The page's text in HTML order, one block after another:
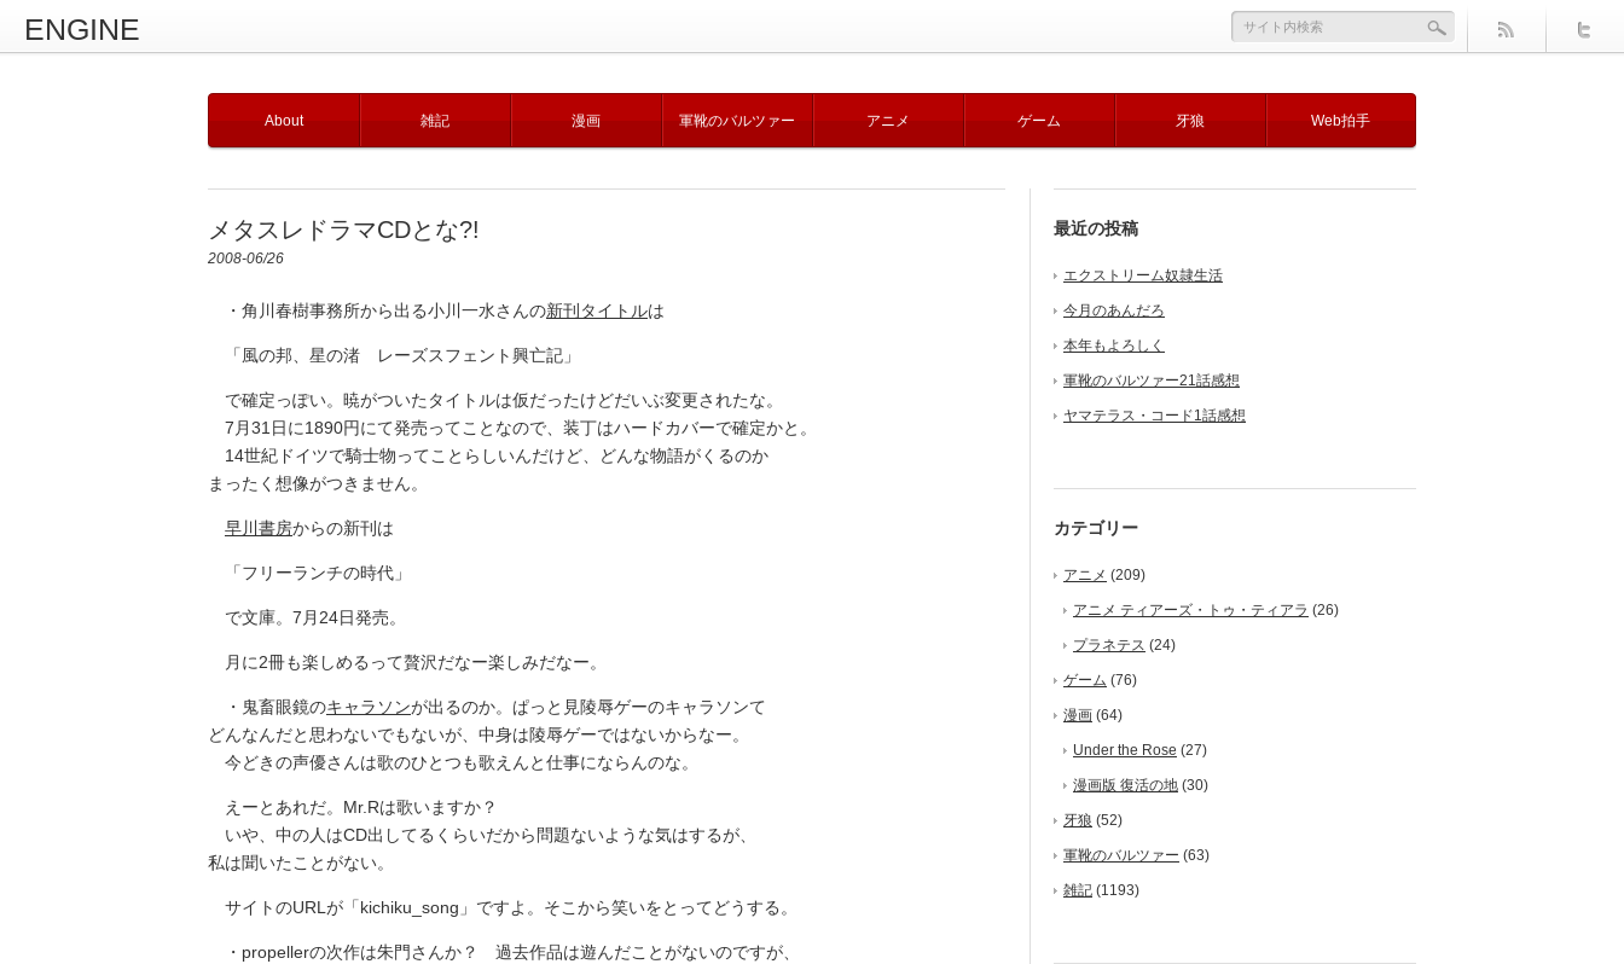
ENGINE
About 雑記 漫画 軍靴のバルツァー アニメ ゲーム 牙狼 Web拍手
メタスレドラマCDとな?!
2008-06/26
・角川春樹事務所から出る小川一水さんの新刊タイトルは
「風の邦、星の渚 レーズスフェント興亡記」
で確定っぽい。暁がついたタイトルは仮だったけどだいぶ変更されたな。
7月31日に1890円にて発売ってことなので、装丁はハードカバーで確定かと。
14世紀ドイツで騎士物ってことらしいんだけど、どんな物語がくるのか
まったく想像がつきません。
早川書房からの新刊は
「フリーランチの時代」
で文庫。7月24日発売。
月に2冊も楽しめるって贅沢だなー楽しみだなー。
・鬼畜眼鏡のキャラソンが出るのか。ぱっと見陵辱ゲーのキャラソンて
どんなんだと思わないでもないが、中身は陵辱ゲーではないからなー。
今どきの声優さんは歌のひとつも歌えんと仕事にならんのな。
えーとあれだ。Mr.Rは歌いますか？
いや、中の人はCD出してるくらいだから問題ないような気はするが、
私は聞いたことがない。
サイトのURLが「kichiku_song」ですよ。そこから笑いをとってどうする。
・propellerの次作は朱門さんか？ 過去作品は遊んだことがないのですが、
最近の投稿
エクストリーム奴隷生活
今月のあんだろ
本年もよろしく
軍靴のバルツァー21話感想
ヤマテラス・コード1話感想
カテゴリー
アニメ (209)
アニメ ティアーズ・トゥ・ティアラ (26)
プラネテス (24)
ゲーム (76)
漫画 (64)
Under the Rose (27)
漫画版 復活の地 (30)
牙狼 (52)
軍靴のバルツァー (63)
雑記 (1193)